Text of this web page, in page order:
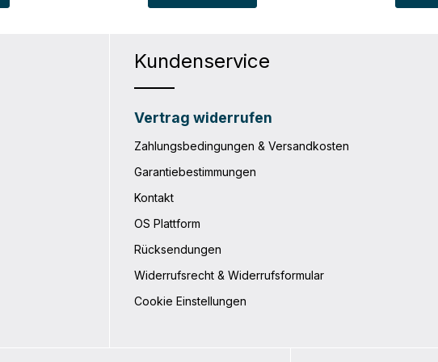
Kundenservice
Vertrag widerrufen
Zahlungsbedingungen & Versandkosten
Garantiebestimmungen
Kontakt
OS Plattform
Rücksendungen
Widerrufsrecht & Widerrufsformular
Cookie Einstellungen